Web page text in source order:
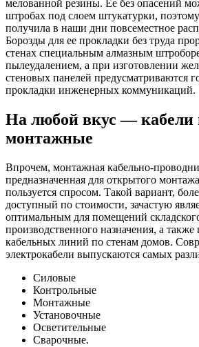
мелованной резины. Ее без опасений
штробах под слоем штукатурки,
получила в наши дни повсеместное
Борозды для ее прокладки без труда
стенах специальным алмазным
пылеудалением, а при изготовлении
стеновых панелей предусматриваются
прокладки инженерных коммуникаций.
На любой вкус — кабели
монтажные
Впрочем, монтажная кабельно-
предназначенная для открытого
пользуется спросом. Такой вариант,
доступный по стоимости, зачастую
оптимальным для помещений
производственного назначения, а
кабельных линий по стенам домов.
электрокабели выпускаются самых
Силовые
Контрольные
Монтажные
Установочные
Осветительные
Сварочные.